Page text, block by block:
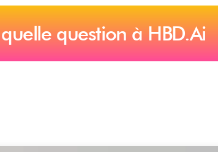
question à HBD.Ai